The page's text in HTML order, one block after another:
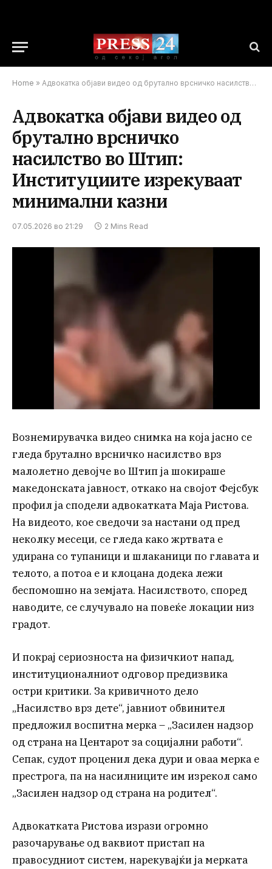
Home » Адвокатка објави видео од брутално врсничко насилство во Штип: Институциите изрекуваат минимални казни
Адвокатка објави видео од
брутално врсничко
насилство во Штип:
Институциите изрекуваат
минимални казни
07.05.2026 во 21:29 2 Mins Read
Вознемирувачка видео снимка на која јасно се
гледа брутално врсничко насилство врз
малолетно девојче во Штип ја шокираше
македонската јавност, откако на својот Фејсбук
профил ја сподели адвокатката Маја Ристова.
На видеото, кое сведочи за настани од пред
неколку месеци, се гледа како жртвата е
удирана со тупаници и шлаканици по главата и
телото, а потоа е и клоцана додека лежи
беспомошно на земјата. Насилството, според
наводите, се случувало на повеќе локации низ
градот.
И покрај сериозноста на физичкиот напад,
институционалниот одговор предизвика
остри критики. За кривичното дело
„Насилство врз дете“, јавниот обвинител
предложил воспитна мерка – „Засилен надзор
од страна на Центарот за социјални работи“.
Сепак, судот проценил дека дури и оваа мерка е
престрога, па на насилниците им изрекол само
„Засилен надзор од страна на родител“.
Адвокатката Ристова изрази огромно
разочарување од ваквиот пристап на
правосудниот систем, нарекувајќи ја мерката